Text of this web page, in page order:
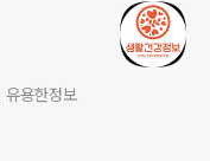
유용한정보